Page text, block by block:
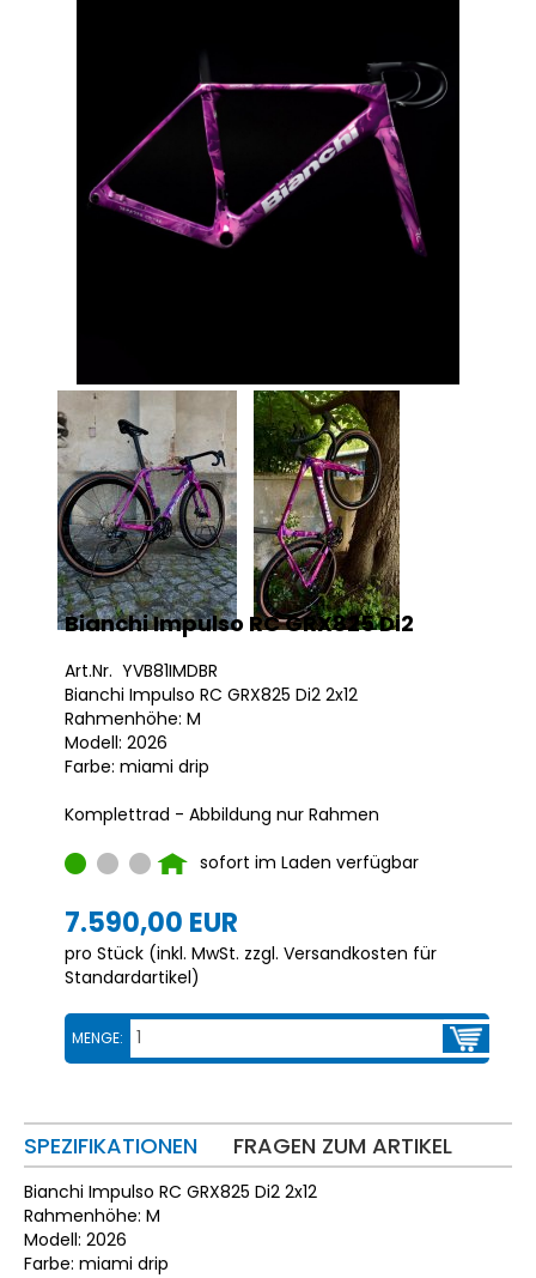
Bianchi Impulso RC GRX825 Di2
Art.Nr. YVB81IMDBR
Bianchi Impulso RC GRX825 Di2 2x12
Rahmenhöhe: M
Modell: 2026
Farbe: miami drip
Komplettrad - Abbildung nur Rahmen
sofort im Laden verfügbar
7.590,00 EUR
pro Stück (inkl. MwSt. zzgl. Versandkosten für
Standardartikel)
MENGE:
SPEZIFIKATIONEN FRAGEN ZUM ARTIKEL
Bianchi Impulso RC GRX825 Di2 2x12
Rahmenhöhe: M
Modell: 2026
Farbe: miami drip